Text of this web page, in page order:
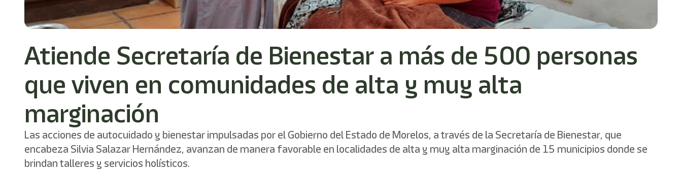
Atiende Secretaría de Bienestar a más de 500 personas
que viven en comunidades de alta y muy alta
marginación
Las acciones de autocuidado y bienestar impulsadas por el Gobierno del Estado de Morelos, a través de la Secretaría de Bienestar, que
encabeza Silvia Salazar Hernández, avanzan de manera favorable en localidades de alta y muy alta marginación de 15 municipios donde se
brindan talleres y servicios holísticos.